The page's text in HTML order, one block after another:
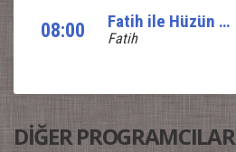
08:00 Fatih ile Hüzün ve Yankı
Fatih
DİĞER PROGRAMCILAR